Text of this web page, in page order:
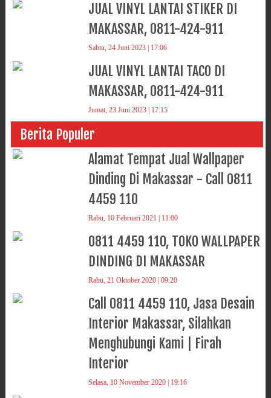
JUAL VINYL LANTAI STIKER DI
MAKASSAR, 0811-424-911
Sabtu, 24 Juni 2023 | 17:06
JUAL VINYL LANTAI TACO DI
MAKASSAR, 0811-424-911
Jumat, 23 Juni 2023 | 17:15
Berita Populer
Alamat Tempat Jual Wallpaper
Dinding Di Makassar - Call 0811
4459 110
Rabu, 10 Februari 2021 | 11:00
0811 4459 110, TOKO WALLPAPER
DINDING DI MAKASSAR
Rabu, 21 Oktober 2020 | 09:20
Call 0811 4459 110, Jasa Desain
Interior Makassar, Silahkan
Menghubungi Kami | Firah
Interior
Selasa, 10 November 2020 | 19:16